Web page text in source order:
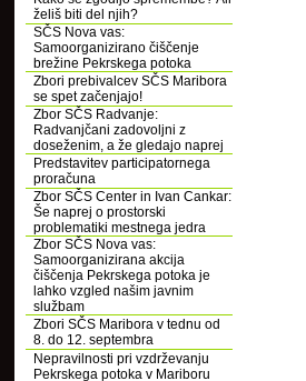
želiš biti del njih?
SČS Nova vas:
Samoorganizirano čiščenje
brežine Pekrskega potoka
Zbori prebivalcev SČS Maribora
se spet začenjajo!
Zbor SČS Radvanje:
Radvanjčani zadovoljni z
doseženim, a že gledajo naprej
Predstavitev participatornega
proračuna
Zbor SČS Center in Ivan Cankar:
Še naprej o prostorski
problematiki mestnega jedra
Zbor SČS Nova vas:
Samoorganizirana akcija
čiščenja Pekrskega potoka je
lahko vzgled našim javnim
službam
Zbori SČS Maribora v tednu od
8. do 12. septembra
Nepravilnosti pri vzdrževanju
Pekrskega potoka v Mariboru